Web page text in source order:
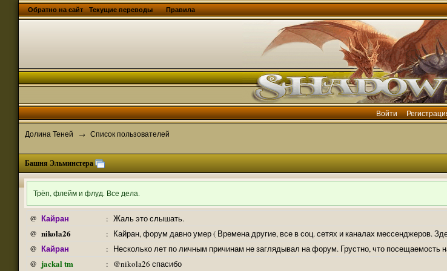
Обратно на сайт Текущие переводы Правила
Войти
Долина Теней → Список пользователей
Башня Эльминстера
Трёп, флейм и флуд. Все дела.
@ Кайран : Жаль это слышать.
@ nikola26 : Кайран, форум давно умер ( Времена другие, все в соц. сетях и каналах мессенджеров.
@ Кайран : Несколько лет по личным причинам не заглядывал на форум. Грустно, что посещаемость
@ jackal tm : @nikola26 спасибо